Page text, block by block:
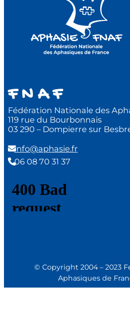
F N A F
Fédération Nationale des
119 rue du Bourbonnais
03 290 – Dompierre sur
info@aphasie.fr
06 08 70 31 37
© Copyright 2004 – 2023
Aphasiques de